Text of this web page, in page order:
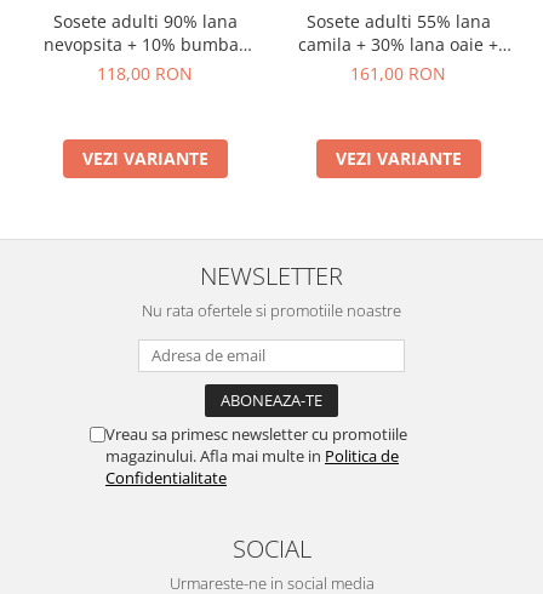
Sosete adulti 90% lana
nevopsita + 10% bumbac
organic, model Chiara
118,00 RON
VEZI VARIANTE
Sosete adulti 55% lana
camila + 30% lana oaie +
12% bumbac + 3% canepa,
161,00 RON
VEZI VARIANTE
NEWSLETTER
Nu rata ofertele si promotiile noastre
Vreau sa primesc newsletter cu promotiile
magazinului. Afla mai multe in Politica de
Confidentialitate
SOCIAL
Urmareste-ne in social media